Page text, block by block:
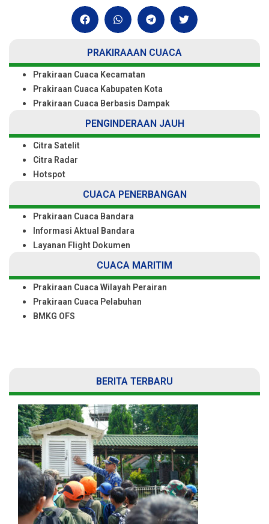
PRAKIRAAAN CUACA
Prakiraan Cuaca Kecamatan
Prakiraan Cuaca Kabupaten Kota
Prakiraan Cuaca Berbasis Dampak
PENGINDERAAN JAUH
Citra Satelit
Citra Radar
Hotspot
CUACA PENERBANGAN
Prakiraan Cuaca Bandara
Informasi Aktual Bandara
Layanan Flight Dokumen
CUACA MARITIM
Prakiraan Cuaca Wilayah Perairan
Prakiraan Cuaca Pelabuhan
BMKG OFS
BERITA TERBARU